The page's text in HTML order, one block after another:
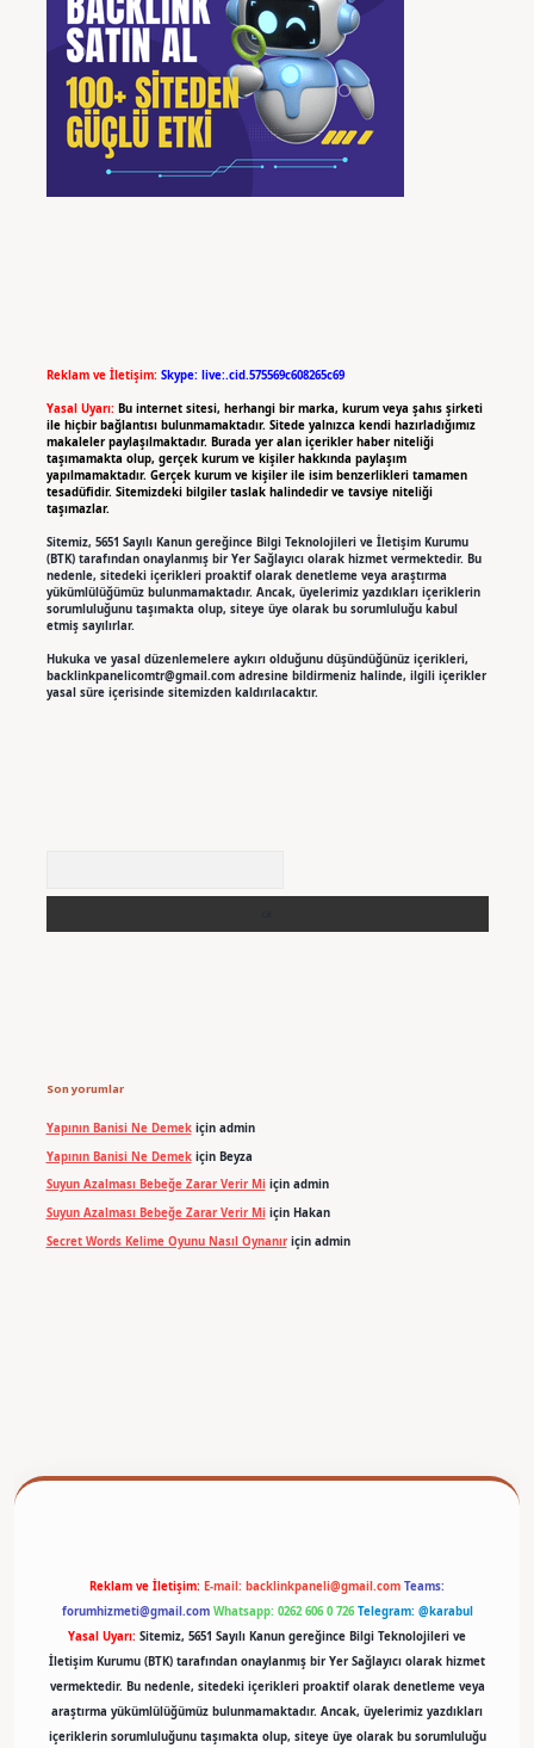
Reklam ve İletişim: Skype: live:.cid.575569c608265c69
Yasal Uyarı: Bu internet sitesi, herhangi bir marka, kurum veya şahıs şirketi
ile hiçbir bağlantısı bulunmamaktadır. Sitede yalnızca kendi hazırladığımız
makaleler paylaşılmaktadır. Burada yer alan içerikler haber niteliği
taşımamakta olup, gerçek kurum ve kişiler hakkında paylaşım
yapılmamaktadır. Gerçek kurum ve kişiler ile isim benzerlikleri tamamen
tesadüfidir. Sitemizdeki bilgiler taslak halindedir ve tavsiye niteliği
taşımazlar.
Sitemiz, 5651 Sayılı Kanun gereğince Bilgi Teknolojileri ve İletişim Kurumu
(BTK) tarafından onaylanmış bir Yer Sağlayıcı olarak hizmet vermektedir. Bu
nedenle, sitedeki içerikleri proaktif olarak denetleme veya araştırma
yükümlülüğümüz bulunmamaktadır. Ancak, üyelerimiz yazdıkları içeriklerin
sorumluluğunu taşımakta olup, siteye üye olarak bu sorumluluğu kabul
etmiş sayılırlar.
Hukuka ve yasal düzenlemelere aykırı olduğunu düşündüğünüz içerikleri,
backlinkpanelicomtr@gmail.comadresine bildirmeniz halinde, ilgili içerikler
yasal süre içerisinde sitemizden kaldırılacaktır.
Son yorumlar
Yapının Banisi Ne Demekiçin admin
Yapının Banisi Ne Demekiçin Beyza
Suyun Azalması Bebeğe Zarar Verir Miiçin admin
Suyun Azalması Bebeğe Zarar Verir Miiçin Hakan
Secret Words Kelime Oyunu Nasıl Oynanıriçin admin
Reklam ve İletişim: E-mail: backlinkpaneli@gmail.com Teams:
forumhizmeti@gmail.com Whatsapp: 0262 606 0 726 Telegram: @karabul
Yasal Uyarı: Sitemiz, 5651 Sayılı Kanun gereğince Bilgi Teknolojileri ve
İletişim Kurumu (BTK) tarafından onaylanmış bir Yer Sağlayıcı olarak hizmet
vermektedir. Bu nedenle, sitedeki içerikleri proaktif olarak denetleme veya
araştırma yükümlülüğümüz bulunmamaktadır. Ancak, üyelerimiz yazdıkları
içeriklerin sorumluluğunu taşımakta olup, siteye üye olarak bu sorumluluğu